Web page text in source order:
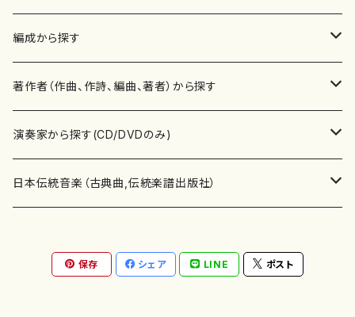
楽譜
書籍
書籍
テキストブック
CD・DVD
チケット
邦楽ジャーナル
レコード
編成から探す
邦楽器
箏・琴（ソロ）
箏・琴（合奏）
三味線（合奏）
合唱
混声合唱
男声合唱
歌・声
ピアノ（ソロ）
洋楽器（弦楽器）
著作者（作曲、作詩、編曲、著者）から探す
あ行
青木省三(アオキ ショウゾウ)
秋山健治(アキヤマ ケンジ）
か行
蔭山滸山(カゲヤマ キョザン)
斉藤松声(サイトウ ショウセイ)
演奏家から探す(CD/DVDのみ)
邦楽（箏、三味線、尺八等）演奏家
石川高（笙）
應和惠子（声楽・ソプラノ）
洋楽-鍵盤楽器（ピアノ、オルガン等）演奏家
日本伝統音楽（古典曲,伝統楽譜出版社）
宮城道雄（宮城宗家監修）
地歌箏曲（三絃古典楽譜）
保存 シェア LINE ポスト